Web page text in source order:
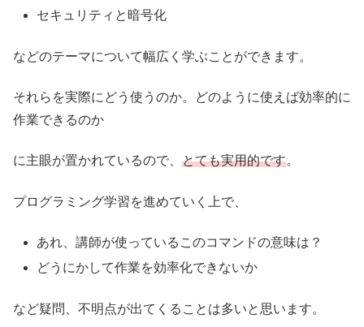
セキュリティと暗号化
などのテーマについて幅広く学ぶことができます。
それらを実際にどう使うのか。どのように使えば効率的に
作業できるのか
に主眼が置かれているので、 とても実用的です。
プログラミング学習を進めていく上で、
あれ、講師が使っているこのコマンドの意味は？
どうにかして作業を効率化できないか
など疑問、不明点が出てくることは多いと思います。